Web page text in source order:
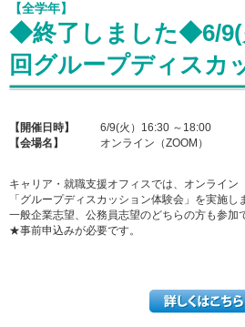
【全学年】
◆終了しました◆6/
回グループディスカ
【開催日時】
6/9(火）16:30 ～18:00
【会場名】
オンライン（ZOOM）
キャリア・就職支援オフィスでは、オンライン
「グループディスカッション体験会」を実施し
一般企業志望、公務員志望のどちらの方も参加
★事前申込みが必要です。